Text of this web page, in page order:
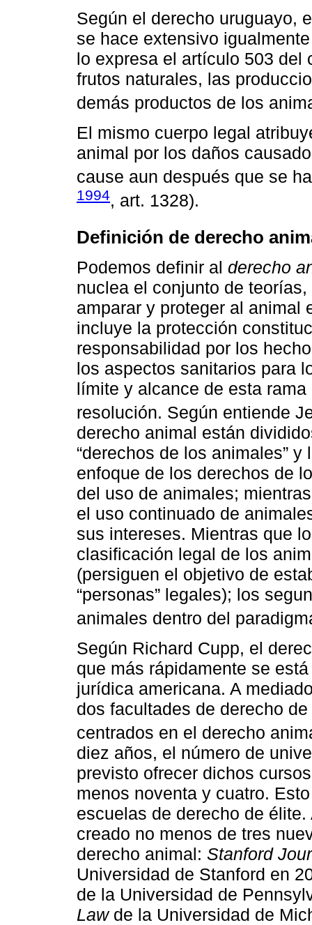
Según el derecho uruguayo,
se hace extensivo
lo expresa el artículo 503 del
frutos naturales, las
demás productos de los
El mismo cuerpo legal
animal por los daños
cause aun después que se
1994, art. 1328).
Definición de derecho
Podemos definir al derecho
nuclea el conjunto de
amparar y proteger al animal
incluye la protección
responsabilidad por los
los aspectos sanitarios para
límite y alcance de esta
resolución. Según entiende
derecho animal están
“derechos de los animales”
enfoque de los derechos de
del uso de animales;
el uso continuado de
sus intereses. Mientras que
clasificación legal de los
(persiguen el objetivo de
“personas” legales); los
animales dentro del
Según Richard Cupp, el
que más rápidamente se
jurídica americana. A
dos facultades de derecho
centrados en el derecho
diez años, el número de
previsto ofrecer dichos
menos noventa y cuatro.
escuelas de derecho de
creado no menos de tres
derecho animal: Stanford
Universidad de Stanford en
de la Universidad de
Lawde la Universidad de